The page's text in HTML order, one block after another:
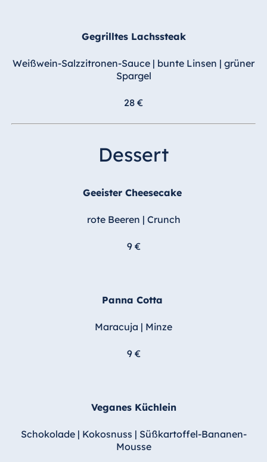
Gegrilltes Lachssteak
Weißwein-Salzzitronen-Sauce | bunte Linsen | grüner
Spargel
28 €
Dessert
Geeister Cheesecake
rote Beeren | Crunch
9 €
Panna Cotta
Maracuja | Minze
9 €
Veganes Küchlein
Schokolade | Kokosnuss | Süßkartoffel-Bananen-
Mousse